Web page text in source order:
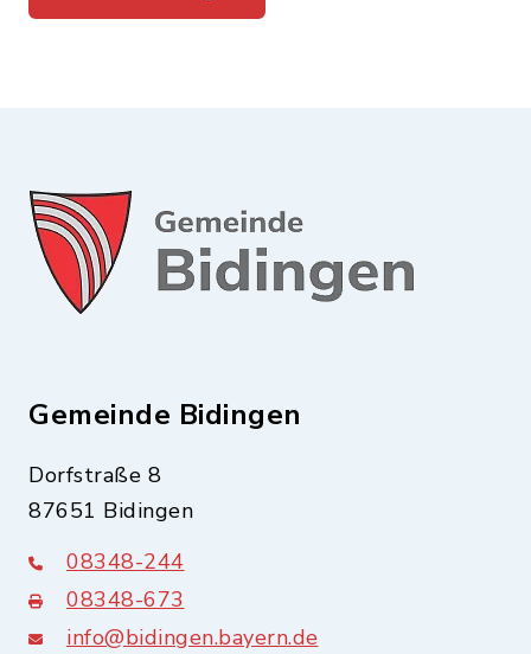
Gemeinde Bidingen
Dorfstraße 8
87651 Bidingen
08348-244
08348-673
info@bidingen.bayern.de